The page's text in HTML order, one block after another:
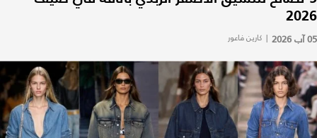
2026
05 آب 2026 | كارين فاعور